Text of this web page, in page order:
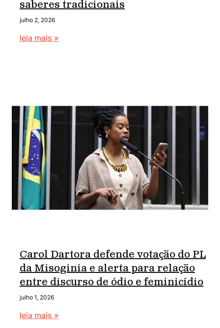
saberes tradicionais
julho 2, 2026
leia mais »
Carol Dartora defende votação do PL
da Misoginia e alerta para relação
entre discurso de ódio e feminicídio
julho 1, 2026
leia mais »